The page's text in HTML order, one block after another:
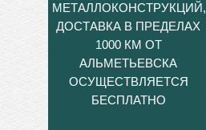
МЕТАЛЛОКОНСТРУКЦИЙ,
ДОСТАВКА В ПРЕДЕЛАХ
1000 КМ ОТ
АЛЬМЕТЬЕВСКА
ОСУЩЕСТВЛЯЕТСЯ
БЕСПЛАТНО